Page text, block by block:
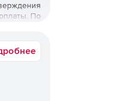
По
SE-N-004